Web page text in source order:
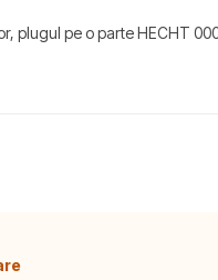
plugul pe o parte HECHT